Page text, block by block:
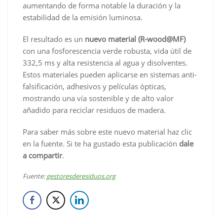
aumentando de forma notable la duración y la
estabilidad de la emisión luminosa.
El resultado es un nuevo material (R-wood@MF)
con una fosforescencia verde robusta, vida útil de
332,5 ms y alta resistencia al agua y disolventes.
Estos materiales pueden aplicarse en sistemas anti-
falsificación, adhesivos y películas ópticas,
mostrando una vía sostenible y de alto valor
añadido para reciclar residuos de madera.
Para saber más sobre este nuevo material haz clic
en la fuente. Si te ha gustado esta publicación dale
a compartir.
Fuente:gestoresderesiduos.org